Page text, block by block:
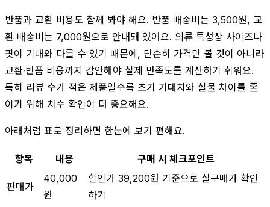
반품과 교환 비용도 함께 봐야 해요. 반품 배송비는 3,500원, 교
환 배송비는 7,000원으로 안내돼 있어요. 의류 특성상 사이즈나
핏이 기대와 다를 수 있기 때문에, 단순히 가격만 볼 것이 아니라
교환·반품 비용까지 감안해야 실제 만족도를 계산하기 쉬워요.
특히 리뷰 수가 적은 제품일수록 초기 기대치와 실물 차이를 줄
이기 위해 치수 확인이 더 중요해요.
아래처럼 표로 정리하면 한눈에 보기 편해요.
항목 내용 구매 시 체크포인트
판매가
40,000
원
할인가 39,200원 기준으로 실구매가 확인
하기